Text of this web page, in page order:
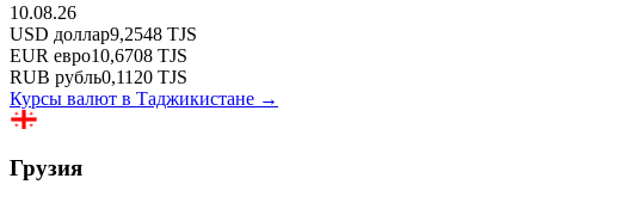
10.08.26
USD доллар9,2548 TJS
EUR евро10,6708 TJS
RUB рубль0,1120 TJS
Курсы валют в Таджикистане →
Грузия